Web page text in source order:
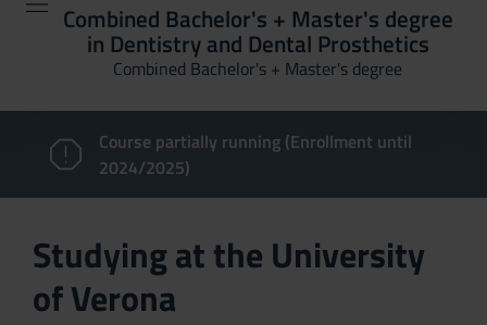
Combined Bachelor's + Master's degree
in Dentistry and Dental Prosthetics
Combined Bachelor's + Master's degree
Course partially running (Enrollment until
2024/2025)
Studying at the University
of Verona